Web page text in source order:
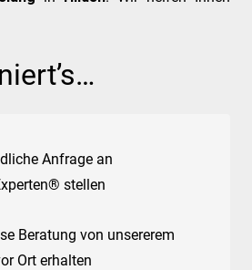
Anfrage an
stellen
Beratung von unsererem
Ort erhalten